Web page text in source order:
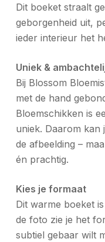
Dit boeket straalt
geborgenheid uit,
ieder interieur het
Uniek &
Bij Blossom
met de hand
Bloemschikken is
uniek. Daarom kan
de afbeelding –
én prachtig.
Kies je formaat
Dit warme boeket
de foto zie je het
subtiel gebaar wilt